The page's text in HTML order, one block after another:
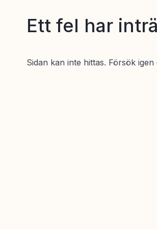
Ett fel har
Sidan kan inte hittas. Försök